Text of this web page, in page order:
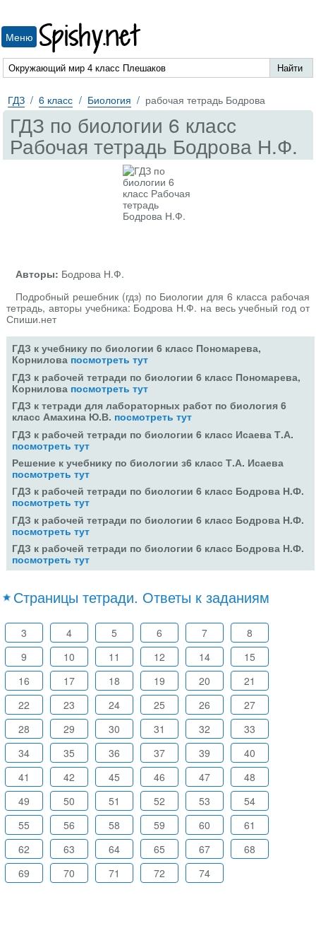
Меню Spishy.net
ГДЗ 6 класс Биология рабочая тетрадь Бодрова
ГДЗ по биологии 6 класс
Рабочая тетрадь Бодрова Н.Ф.
Авторы: Бодрова Н.Ф.
Подробный решебник (гдз) по Биологии для 6 класса рабочая
тетрадь, авторы учебника: Бодрова Н.Ф. на весь учебный год от
Спиши.нет
ГДЗ к учебнику по биологии 6 класс Пономарева,
Корнилова посмотреть тут
ГДЗ к рабочей тетради по биологии 6 класс Пономарева,
Корнилова посмотреть тут
ГДЗ к тетради для лабораторных работ по биология 6
класс Амахина Ю.В. посмотреть тут
ГДЗ к рабочей тетради по биологии 6 класс Исаева Т.А.
посмотреть тут
Решение к учебнику по биологии з6 класс Т.А. Исаева
посмотреть тут
ГДЗ к рабочей тетради по биологии 6 класс Бодрова Н.Ф.
посмотреть тут
ГДЗ к рабочей тетради по биологии 6 класс Бодрова Н.Ф.
посмотреть тут
ГДЗ к рабочей тетради по биологии 6 класс Бодрова Н.Ф.
посмотреть тут
Страницы тетради. Ответы к заданиям
3 4 5 6 7
8
9
10 11 12 14
15
16
17 18 19 20
21
22
23 24 25 26
27
28
29 30 31 32
33
34
35 36 37 39
40
41
42 45 46 47
48
49
50 51 52 53
54
55
56 58 59 60
61
62
63 64 65 67
68
69
70 71 72 74